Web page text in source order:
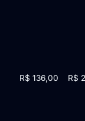
R$ 136,00 R$